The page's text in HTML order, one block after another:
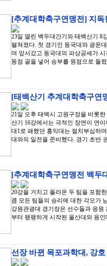
[추계대학축구연맹전] 지
23일 열린 백두대간기와 태백산기 8
펼쳐졌다. 첫 경기인 동국대와 광운
며 앞서갔고 동국대의 파상공세가
동점 골을 넣어 승부를 원점으로 돌
[태백산기 추계대학축구연
21일 오후 태백시 고원구장을 비롯
산기 16강에서는 극적인 장면이 연
대1로 패했던 홍익대는 절치부심하
대와의 일전을 준비했다. 경기 초반
[추계대학축구연맹전 백두
20강을 거치고 올라온 두 팀을 포함
큼 모든 팀들의 승리에 대한 각오가
강원관광대 경기장은 선수들과 응
부터 팽팽하게 시작된 울산대와 용
선장 바뀐 목포과학대, 강